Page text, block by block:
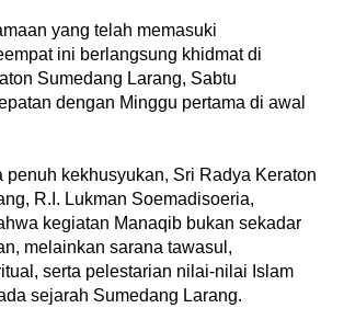
yang telah memasuki
ini berlangsung khidmat di
Sumedang Larang, Sabtu
dengan Minggu pertama di awal
penuh kekhusyukan, Sri Radya Keraton
R.I. Lukman Soemadisoeria,
kegiatan Manaqib bukan sekadar
melainkan sarana tawasul,
serta pelestarian nilai-nilai Islam
sejarah Sumedang Larang.